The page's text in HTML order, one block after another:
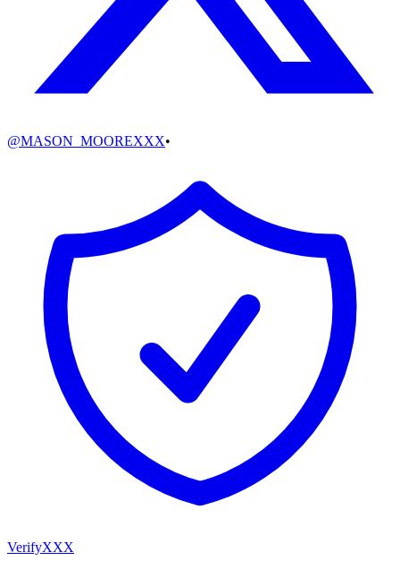
@MASON_MOOREXXX•
VerifyXXX